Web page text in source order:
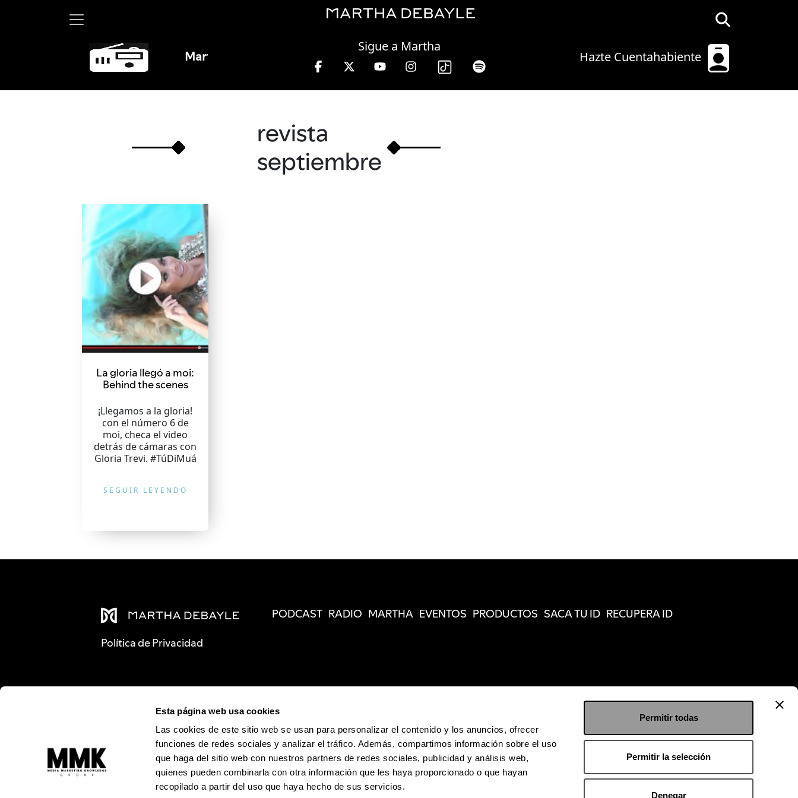
Esta página web usa cookies
Las cookies de este sitio web se usan para personalizar el contenido y los anuncios, ofrecer
funciones de redes sociales y analizar el tráfico. Además, compartimos información sobre el uso
que haga del sitio web con nuestros partners de redes sociales, publicidad y análisis web,
quienes pueden combinarla con otra información que les haya proporcionado o que hayan
recopilado a partir del uso que haya hecho de sus servicios.
Permitir todas
Permitir la selección
Denegar
Hazte Cuentahabiente
Sigue a Martha
Martha Debayle en W, lunes a viernes de 10 a 13 hrs.
revista
septiembre
La gloria llegó a moi:
Behind the scenes
¡Llegamos a la gloria!
con el número 6 de
moi, checa el video
detrás de cámaras con
Gloria Trevi. #TúDiMuá
SEGUIR LEYENDO
Política de Privacidad
PODCAST RADIO MARTHA EVENTOS PRODUCTOS SACA TU ID RECUPERA ID